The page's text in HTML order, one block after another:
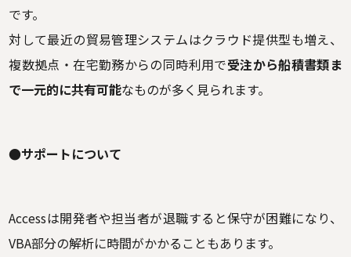
です。
対して最近の貿易管理システムはクラウド提供型も増え、
複数拠点・在宅勤務からの同時利用で受注から船積書類ま
で一元的に共有可能なものが多く見られます。
●サポートについて
Accessは開発者や担当者が退職すると保守が困難になり、
VBA部分の解析に時間がかかることもあります。